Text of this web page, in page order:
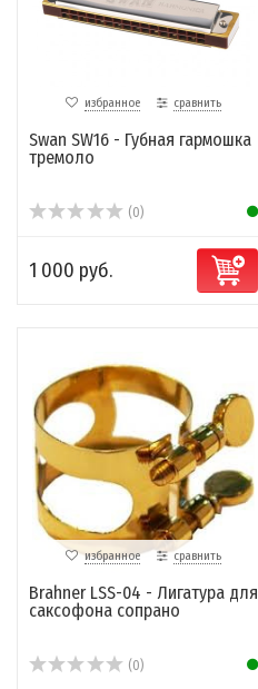
избранное сравнить
Swan SW16 - Губная гармошка
тремоло
(0)
1 000 руб.
избранное сравнить
Brahner LSS-04 - Лигатура для
саксофона сопрано
(0)